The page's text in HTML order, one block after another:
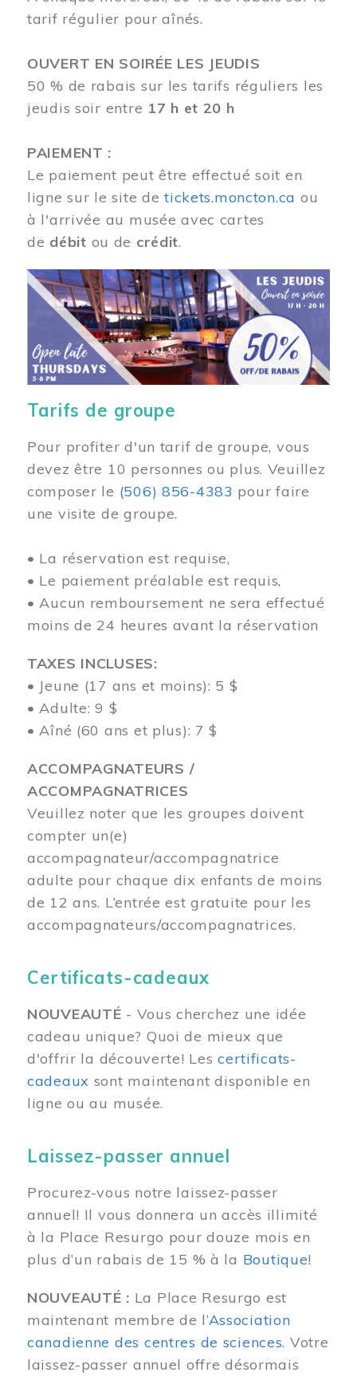
tarif régulier pour aînés.
OUVERT EN SOIRÉE LES JEUDIS
50 % de rabais sur les tarifs réguliers les
jeudis soir entre 17 h et 20 h
PAIEMENT :
Le paiement peut être effectué soit en
ligne sur le site detickets.moncton.ca ou
à l'arrivée au musée avec cartes
de débit ou de crédit.
Image
Tarifs de groupe
Pour profiter d'un tarif de groupe, vous
devez être 10 personnes ou plus. Veuillez
composer le (506) 856-4383 pour faire
une visite de groupe.
• La réservation est requise,
• Le paiement préalable est requis,
• Aucun remboursement ne sera effectué
moins de 24 heures avant la réservation
TAXES INCLUSES:
• Jeune (17 ans et moins): 5 $
• Adulte: 9 $
• Aîné (60 ans et plus): 7 $
ACCOMPAGNATEURS /
ACCOMPAGNATRICES
Veuillez noter que les groupes doivent
compter un(e)
accompagnateur/accompagnatrice
adulte pour chaque dix enfants de moins
de 12 ans. L’entrée est gratuite pour les
accompagnateurs/accompagnatrices.
Certificats-cadeaux
NOUVEAUTÉ - Vous cherchez une idée
cadeau unique? Quoi de mieux que
d'offrir la découverte! Lescertificats-
cadeaux sont maintenant disponible en
ligne ou au musée.
Laissez-passer annuel
Procurez-vous notre laissez-passer
annuel! Il vous donnera un accès illimité
à la Place Resurgo pour douze mois en
plus d’un rabais de 15 % à la Boutique!
NOUVEAUTÉ : La Place Resurgo est
maintenant membre de l’Association
canadienne des centres de sciences. Votre
laissez-passer annuel offre désormais